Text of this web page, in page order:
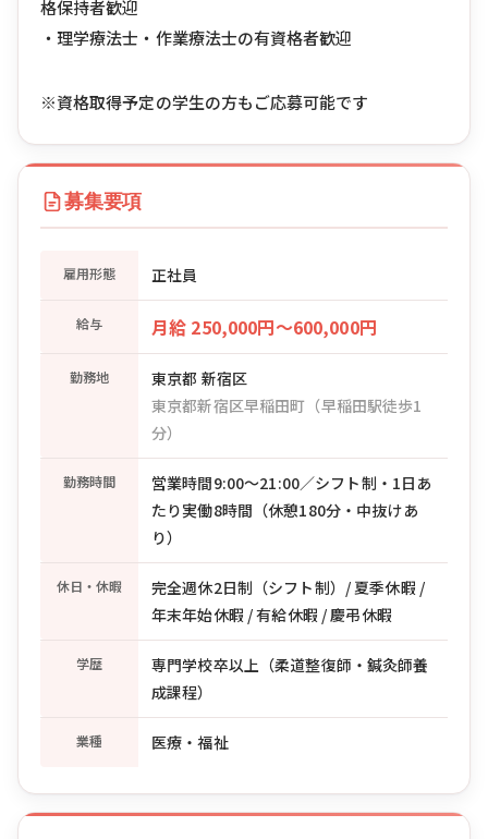
格保持者歓迎
・理学療法士・作業療法士の有資格者歓迎
※資格取得予定の学生の方もご応募可能です
募集要項
雇用形態 正社員
給与 月給 250,000円〜600,000円
勤務地
東京都 新宿区
東京都新宿区早稲田町（早稲田駅徒歩1
分）
勤務時間
営業時間9:00〜21:00／シフト制・1日あ
たり実働8時間（休憩180分・中抜けあ
り）
休日・休暇
完全週休2日制（シフト制）/ 夏季休暇 /
年末年始休暇 / 有給休暇 / 慶弔休暇
学歴
専門学校卒以上（柔道整復師・鍼灸師養
成課程）
業種 医療・福祉